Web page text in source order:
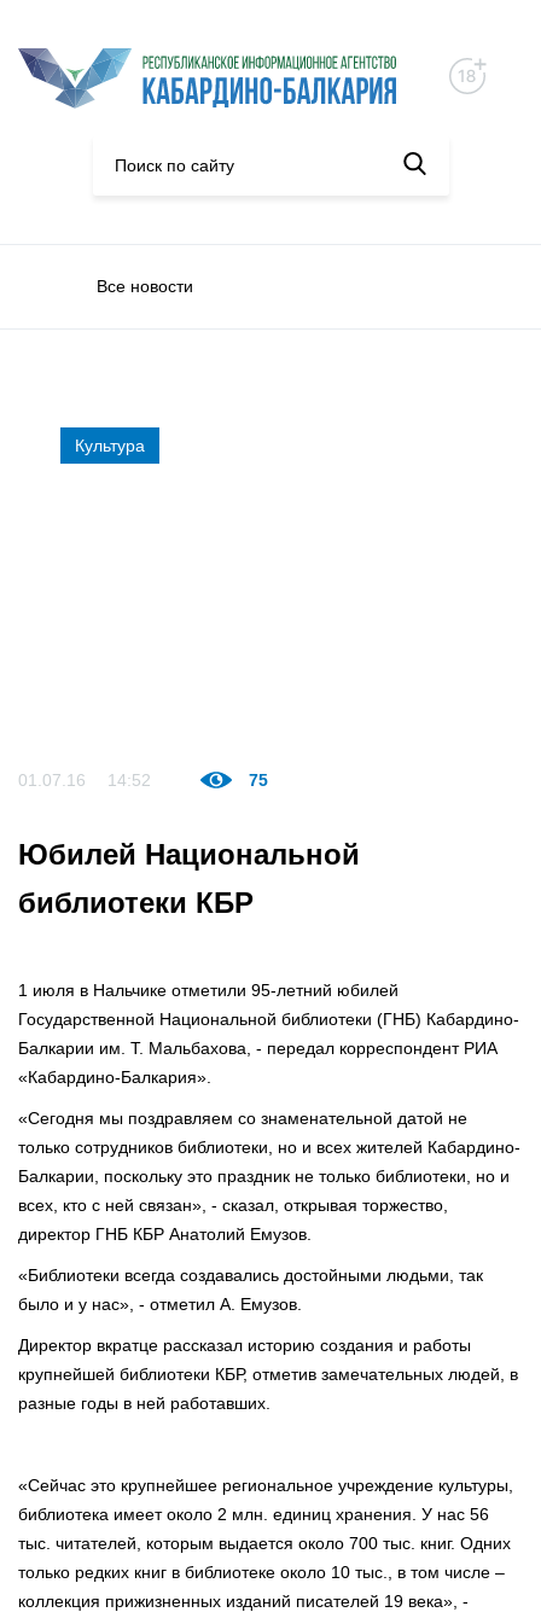
Все новости
Культура
01.07.16 14:52 75
Юбилей Национальной
библиотеки КБР
1 июля в Нальчике отметили 95-летний юбилей
Государственной Национальной библиотеки (ГНБ) Кабардино-
Балкарии им. Т. Мальбахова, - передал корреспондент РИА
«Кабардино-Балкария».
«Сегодня мы поздравляем со знаменательной датой не
только сотрудников библиотеки, но и всех жителей Кабардино-
Балкарии, поскольку это праздник не только библиотеки, но и
всех, кто с ней связан», - сказал, открывая торжество,
директор ГНБ КБР Анатолий Емузов.
«Библиотеки всегда создавались достойными людьми, так
было и у нас», - отметил А. Емузов.
Директор вкратце рассказал историю создания и работы
крупнейшей библиотеки КБР, отметив замечательных людей, в
разные годы в ней работавших.
«Сейчас это крупнейшее региональное учреждение культуры,
библиотека имеет около 2 млн. единиц хранения. У нас 56
тыс. читателей, которым выдается около 700 тыс. книг. Одних
только редких книг в библиотеке около 10 тыс., в том числе –
коллекция прижизненных изданий писателей 19 века», -